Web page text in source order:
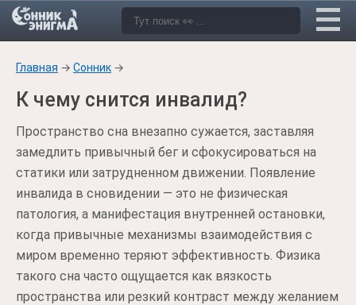
Главная → Сонник →
К чему снится инвалид?
Пространство сна внезапно сужается, заставляя
замедлить привычный бег и сфокусироваться на
статики или затрудненном движении. Появление
инвалида в сновидении — это не физическая
патология, а манифестация внутренней остановки,
когда привычные механизмы взаимодействия с
миром временно теряют эффективность. Физика
такого сна часто ощущается как вязкость
пространства или резкий контраст между желанием